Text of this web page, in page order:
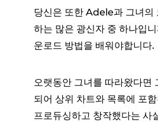
당신은 또한 Adele과 그녀의
하는 많은 광신자 중 하나입
운로드 방법을 배워야합니다.
오랫동안 그녀를 따라왔다면
되어 상위 차트와 목록에 포
프로듀싱하고 창작했다는 사